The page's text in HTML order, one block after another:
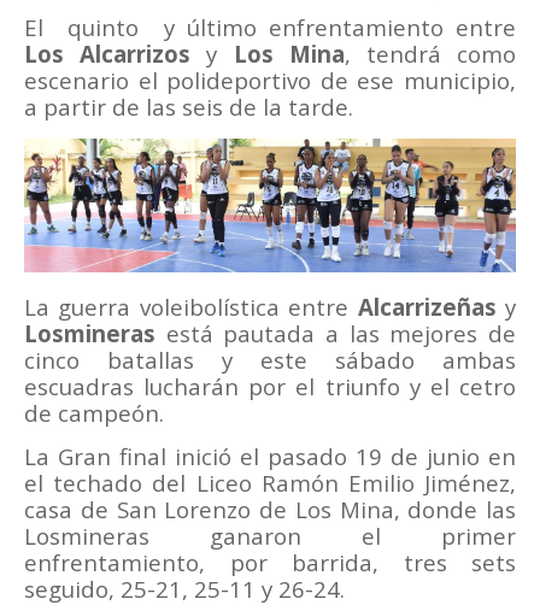
El
quinto
y último enfrentamiento entre
Los Alcarrizos y Los Mina, tendrá como
escenario el polideportivo de ese municipio,
a partir de las seis de la tarde.
La guerra voleibolística entre Alcarrizeñas y
Losmineras está pautada a las mejores de
cinco batallas y este sábado ambas
escuadras lucharán por el triunfo y el cetro
de campeón.
La Gran final inició el pasado 19 de junio en
el techado del Liceo Ramón Emilio Jiménez,
casa de San Lorenzo de Los Mina, donde las
Losmineras ganaron el primer
enfrentamiento, por barrida, tres sets
seguido, 25-21, 25-11 y 26-24.